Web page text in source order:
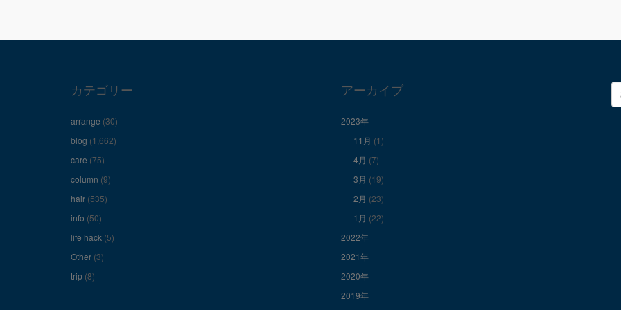
カテゴリー
arrange (30)
blog (1,662)
care (75)
column (9)
hair (535)
info (50)
life hack (5)
Other (3)
trip (8)
アーカイブ
2023年
11月 (1)
4月 (7)
3月 (19)
2月 (23)
1月 (22)
2022年
2021年
2020年
2019年
検
索: